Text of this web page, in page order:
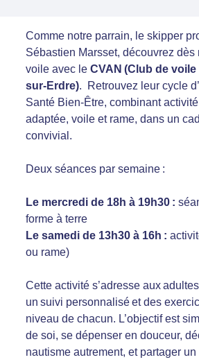
Comme notre parrain, le skipper
Sébastien Marsset, découvrez dès
voile avec le CVAN (Club de
sur-Erdre). Retrouvez leur cycle
Santé Bien-Être, combinant
adaptée, voile et rame, dans un
convivial.
Deux séances par semaine :
Le mercredi de 18h à 19h30 :
forme à terre
Le samedi de 13h30 à 16h :
ou rame)
Cette activité s’adresse aux
un suivi personnalisé et des
niveau de chacun. L’objectif est
de soi, se dépenser en douceur,
nautisme autrement, et partager un